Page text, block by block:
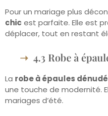
Pour un mariage plus
chic est parfaite. Elle est
déplacer, tout en restant
4.3 Robe à
La robe à épaules
une touche de modernité.
mariages d’été.